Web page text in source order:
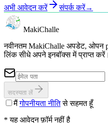
अभी आवेदन करें संपर्क करें→
MakiChalle
नवीनतम MakiChalle अपडेट, ओपन
लिंक सीधे अपने इनबॉक्स में प्राप्त करें।
सदस्यता लें
मैंगोपनीयता नीतिसे सहमत हूँ
* यह आवेदन फ़ॉर्म नहीं है